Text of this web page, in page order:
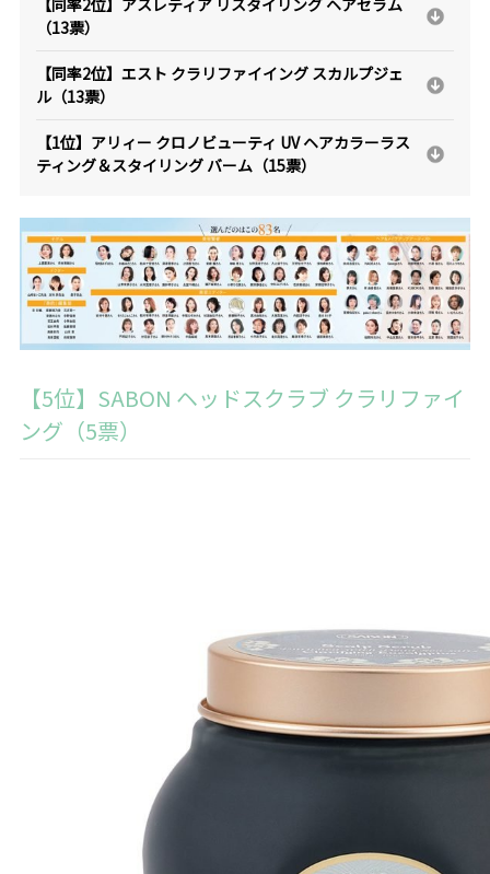
（13票）
【同率2位】エスト クラリファイイング スカルプジェ
ル（13票）
【1位】アリィー クロノビューティ UV ヘアカラーラス
ティング＆スタイリング バーム（15票）
【5位】SABON ヘッドスクラブ クラリファイ
ング（5票）